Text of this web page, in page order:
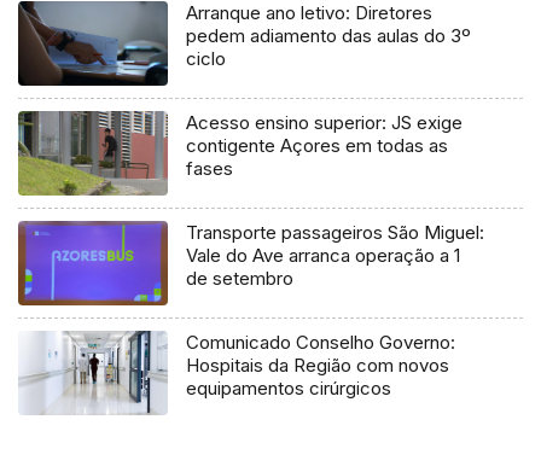
Arranque ano letivo: Diretores
pedem adiamento das aulas do 3º
ciclo
Acesso ensino superior: JS exige
contigente Açores em todas as
fases
Transporte passageiros São Miguel:
Vale do Ave arranca operação a 1
de setembro
Comunicado Conselho Governo:
Hospitais da Região com novos
equipamentos cirúrgicos